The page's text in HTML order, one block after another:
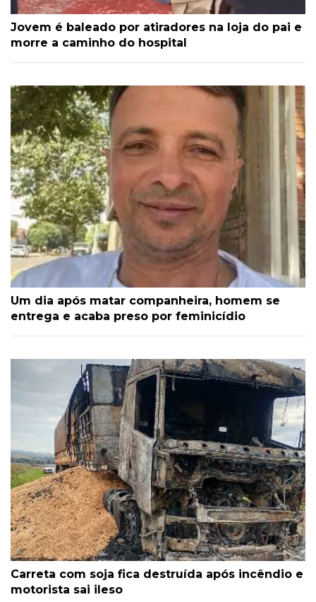
Jovem é baleado por atiradores na loja do pai e
morre a caminho do hospital
Um dia após matar companheira, homem se
entrega e acaba preso por feminicídio
Carreta com soja fica destruída após incêndio e
motorista sai ileso